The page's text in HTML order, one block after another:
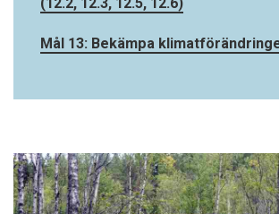
Mål 13: Bekämpa